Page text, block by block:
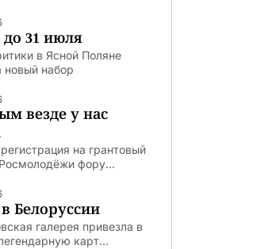
до 31 июля
в Ясной Поляне
новый набор
везде у нас
на грантовый
фору...
Белоруссии
галерея привезла в
карт...